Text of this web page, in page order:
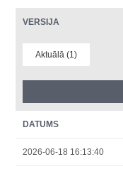
VERSIJA
Aktuālā (1)
DATUMS
2026-06-18 16:13:40